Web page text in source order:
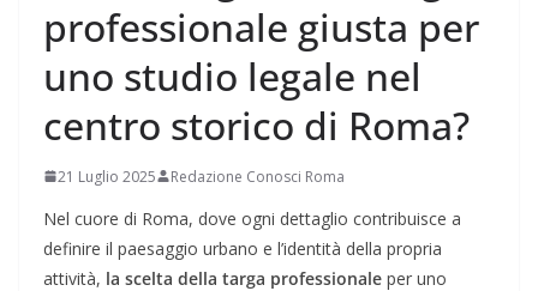
professionale giusta per
uno studio legale nel
centro storico di Roma?
21 Luglio 2025 Redazione Conosci Roma
Nel cuore di Roma, dove ogni dettaglio contribuisce a
definire il paesaggio urbano e l’identità della propria
attività, la scelta della targa professionale per uno